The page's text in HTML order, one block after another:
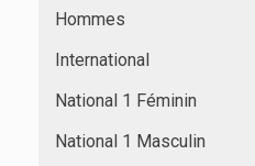
Hommes
International
National 1 Féminin
National 1 Masculin